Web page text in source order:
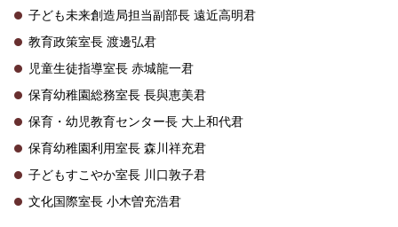
子ども未来創造局担当副部長 遠近高明君
教育政策室長 渡邊弘君
児童生徒指導室長 赤城龍一君
保育幼稚園総務室長 長與恵美君
保育・幼児教育センター長 大上和代君
保育幼稚園利用室長 森川祥充君
子どもすこやか室長 川口敦子君
文化国際室長 小木曽充浩君